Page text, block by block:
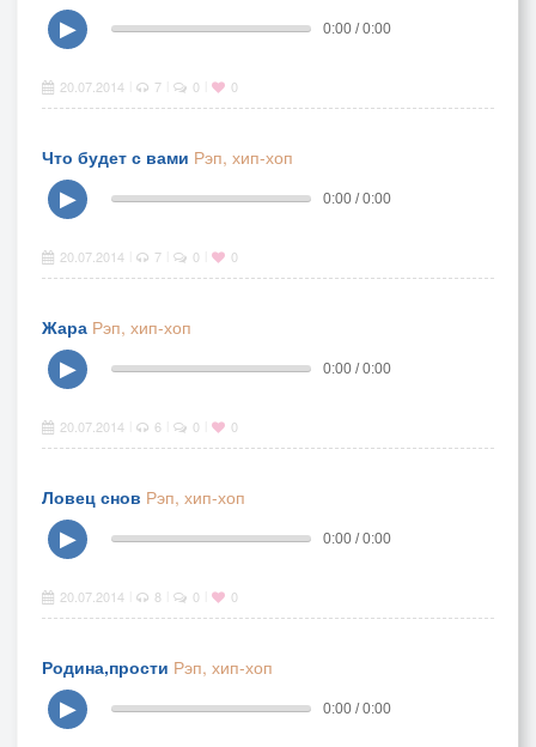
▶
0:00 / 0:00
20.07.2014 7 0 0
Что будет с вами Рэп, хип-хоп
▶
0:00 / 0:00
20.07.2014 7 0 0
Жара Рэп, хип-хоп
▶
0:00 / 0:00
20.07.2014 6 0 0
Ловец снов Рэп, хип-хоп
▶
0:00 / 0:00
20.07.2014 8 0 0
Родина,прости Рэп, хип-хоп
▶
0:00 / 0:00